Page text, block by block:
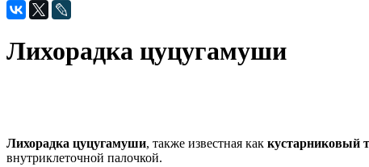
Лихорадка цуцугамуши
Лихорадка цуцугамуши, также известная как кустарниковый
внутриклеточной палочкой.